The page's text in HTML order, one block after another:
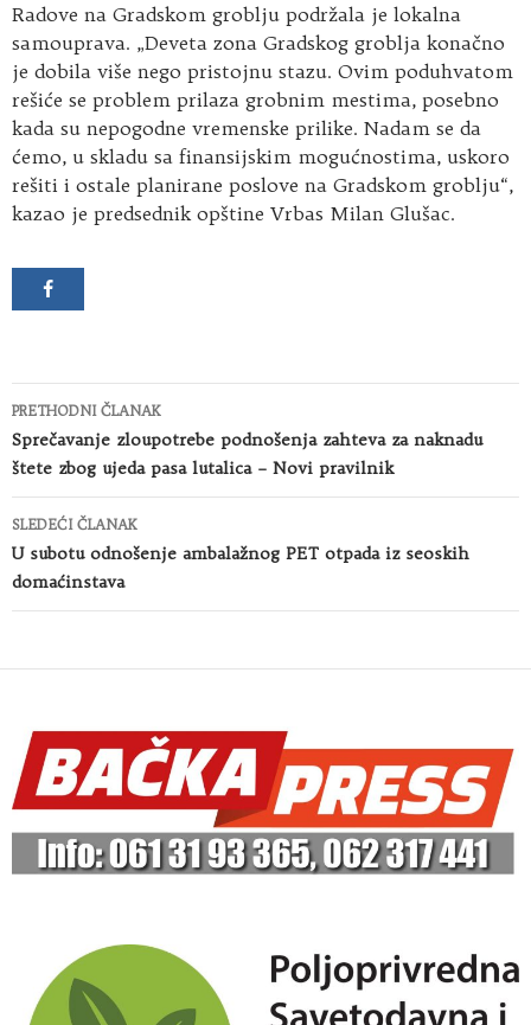
Radove na Gradskom groblju podržala je lokalna
samouprava. „Deveta zona Gradskog groblja konačno
je dobila više nego pristojnu stazu. Ovim poduhvatom
rešiće se problem prilaza grobnim mestima, posebno
kada su nepogodne vremenske prilike. Nadam se da
ćemo, u skladu sa finansijskim mogućnostima, uskoro
rešiti i ostale planirane poslove na Gradskom groblju“,
kazao je predsednik opštine Vrbas Milan Glušac.
Kretanje
članaka
PRETHODNI ČLANAK
Sprečavanje zloupotrebe podnošenja zahteva za naknadu
štete zbog ujeda pasa lutalica – Novi pravilnik
SLEDEĆI ČLANAK
U subotu odnošenje ambalažnog PET otpada iz seoskih
domaćinstava